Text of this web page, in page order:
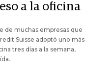
a la oficina
de muchas empresas que
Suisse adoptó uno más
tres días a la semana,